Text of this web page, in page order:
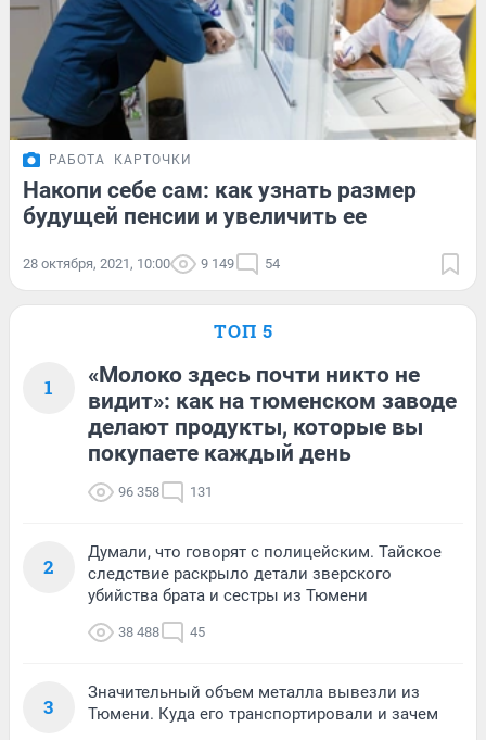
РАБОТА КАРТОЧКИ
Накопи себе сам: как узнать размер
будущей пенсии и увеличить ее
28 октября, 2021, 10:00 9 149 54
ТОП 5
1
«Молоко здесь почти никто не
видит»: как на тюменском заводе
делают продукты, которые вы
покупаете каждый день
96 358 131
2
Думали, что говорят с полицейским. Тайское
следствие раскрыло детали зверского
убийства брата и сестры из Тюмени
38 488 45
3
Значительный объем металла вывезли из
Тюмени. Куда его транспортировали и зачем